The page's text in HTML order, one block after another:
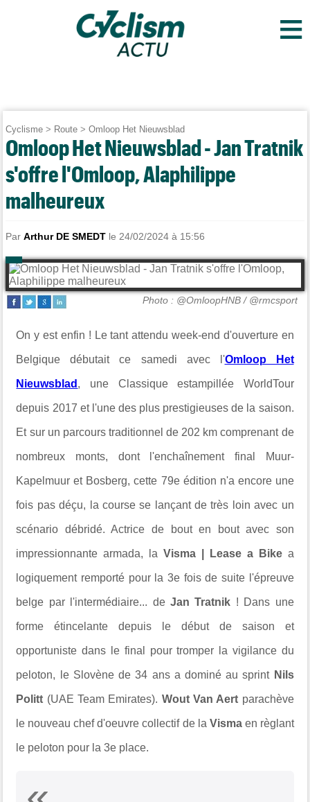
≡
Cyclisme > Route >Omloop Het Nieuwsblad
Omloop Het Nieuwsblad - Jan Tratnik
s'offre l'Omloop, Alaphilippe
malheureux
ParArthur DE SMEDT le 24/02/2024 à 15:56
Photo : @OmloopHNB / @rmcsport
On y est enfin ! Le tant attendu week-end d'ouverture en
Belgique débutait ce samedi avec l'Omloop Het
Nieuwsblad , une Classique estampillée WorldTour
depuis 2017 et l'une des plus prestigieuses de la saison.
Et sur un parcours traditionnel de 202 km comprenant de
nombreux monts, dont l'enchaînement final Muur-
Kapelmuur et Bosberg, cette 79e édition n'a encore une
fois pas déçu, la course se lançant de très loin avec un
scénario débridé. Actrice de bout en bout avec son
impressionnante armada, laVisma | Lease a Bikea
logiquement remporté pour la 3e fois de suite l'épreuve
belge par l'intermédiaire... deJan Tratnik ! Dans une
forme étincelante depuis le début de saison et
opportuniste dans le final pour tromper la vigilance du
peloton, le Slovène de 34 ans a dominé au sprint Nils
Politt (UAE Team Emirates). Wout Van Aert parachève
le nouveau chef d'oeuvre collectif de la Visma en règlant
le peloton pour la 3e place.